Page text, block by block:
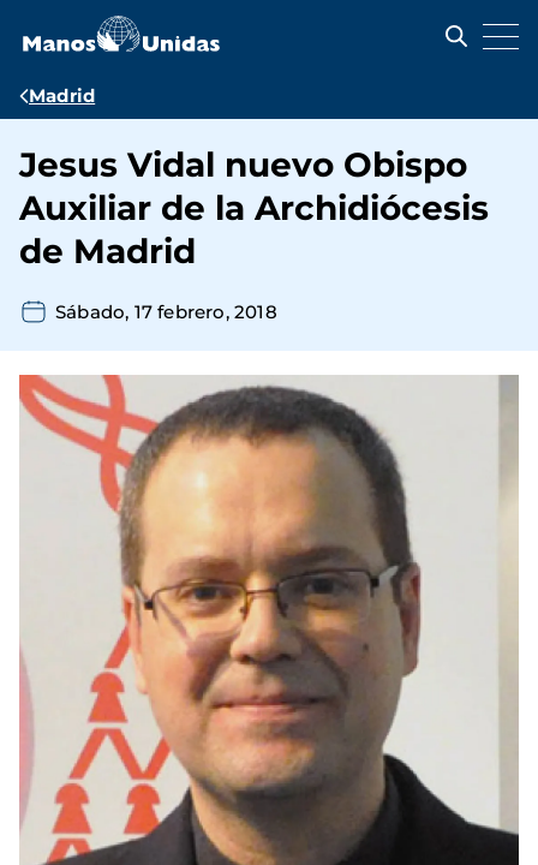
contenido
Ruta
navegación
Madrid
Jesus Vidal nuevo Obispo
Auxiliar de la Archidiócesis
de Madrid
Sábado, 17 febrero, 2018